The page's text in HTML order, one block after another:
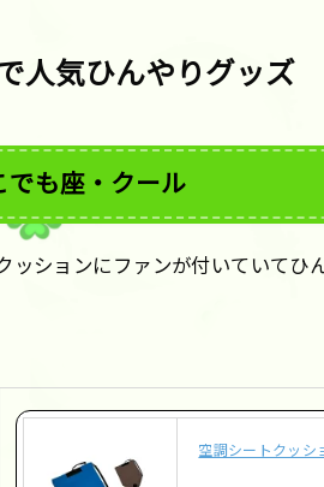
人気ひんやりグッズ
でも座・クール
ッションにファンが付いていてひ
空調シートクッシ